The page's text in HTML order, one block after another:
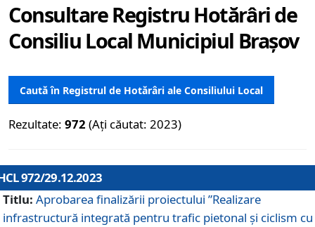
Consultare Registru Hotărâri de
Consiliu Local Municipiul Brașov
Caută în Registrul de Hotărâri ale Consiliului Local
Rezultate: 972 (Ați căutat: 2023)
972/29.12.2023
Titlu: Aprobarea finalizării proiectului ”Realizare
infrastructură integrată pentru trafic pietonal și ciclism cu